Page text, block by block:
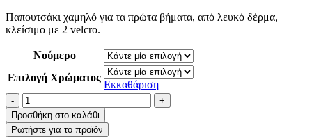
was:
€51.80.
τιμή
είναι:
Παπουτσάκι χαμηλό για τα πρώτα βήματα, από λευκό δέρμα,
κλείσιμο με 2 velcro.
Νούμερο
Επιλογή Χρώματος
Εκκαθάριση
Βαπτιστικό
παπουτσάκι
για
Προσθήκη στο καλάθι